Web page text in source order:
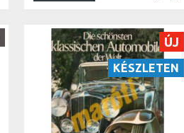
ÚJ
KÉSZLETEN